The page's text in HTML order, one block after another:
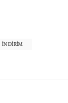
İNDIRIM